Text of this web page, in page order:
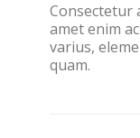
Consectetur
amet enim
varius,
quam.